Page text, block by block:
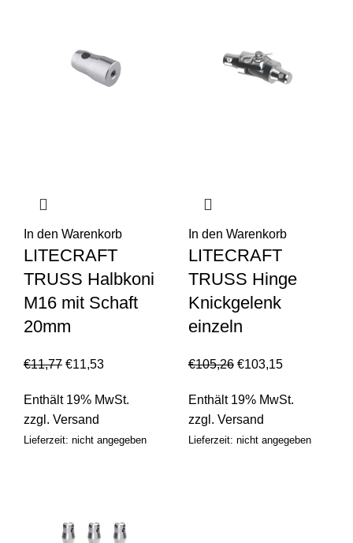
In den Warenkorb
LITECRAFT
TRUSS Halbkoni
M16 mit Schaft
20mm
€11,77 €11,53
Enthält 19% MwSt.
zzgl. Versand
Lieferzeit: nicht angegeben
In den Warenkorb
LITECRAFT
TRUSS Hinge
Knickgelenk
einzeln
€105,26 €103,15
Enthält 19% MwSt.
zzgl. Versand
Lieferzeit: nicht angegeben